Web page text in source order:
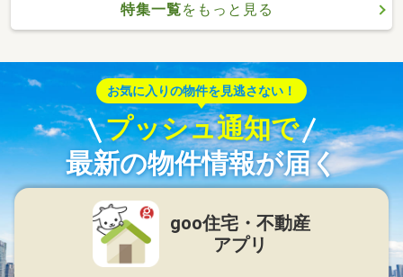
特集一覧をもっと見る
お気に入りの物件を見逃さない！
プッシュ通知で
最新の物件情報が届く
goo住宅・不動産
アプリ